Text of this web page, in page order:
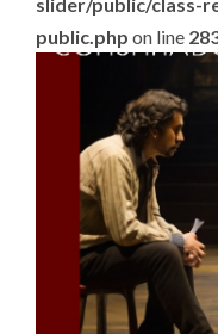
public.php on line